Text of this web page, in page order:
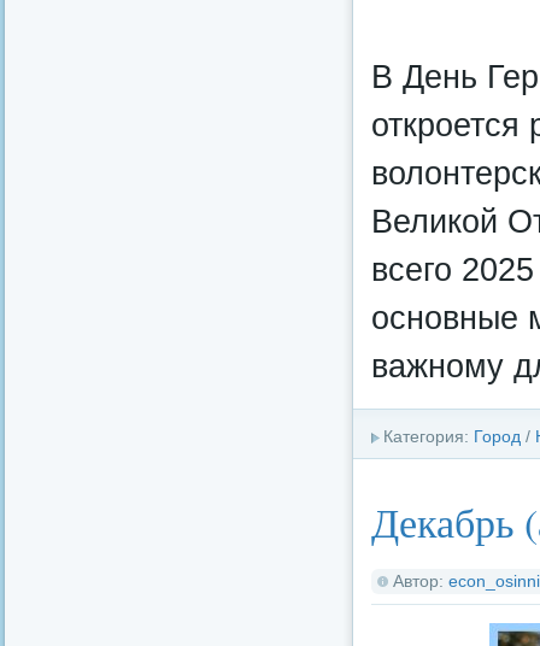
В День
откроется
Великой
всего
основные
важному
Категория: Город /
Декабрь
Автор: